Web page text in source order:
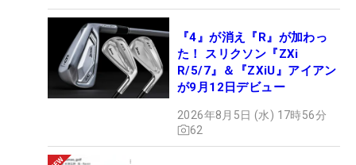
『4』が消え『R』が加わっ
た！ スリクソン『ZXi
R/5/7』＆『ZXiU』アイアン
が9月12日デビュー
2026年8月5日 (水) 17時56分
62